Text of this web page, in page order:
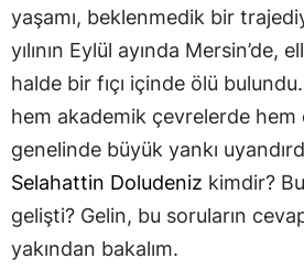
yaşamı, beklenmedik bir
yılının Eylül ayında Mersin’de,
halde bir fıçı içinde ölü
hem akademik çevrelerde hem
genelinde büyük yankı
Selahattin Doludeniz kimdir?
gelişti? Gelin, bu soruların
yakından bakalım.